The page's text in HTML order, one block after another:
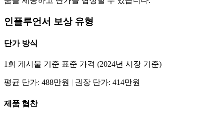
인플루언서 보상 유형
단가방식
1회 게시물 기준 표준 가격 (2024년 시장 기준)
평균 단가: 488만원 | 권장 단가: 414만원
제품 협찬